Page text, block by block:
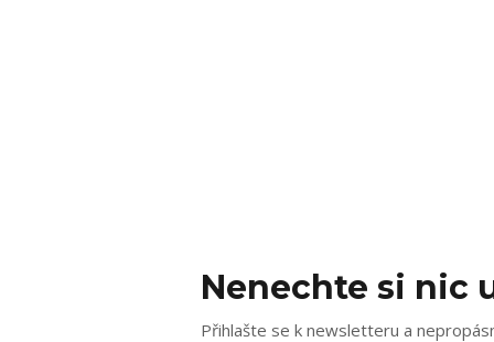
Nenechte si nic
Přihlašte se k newsletteru a